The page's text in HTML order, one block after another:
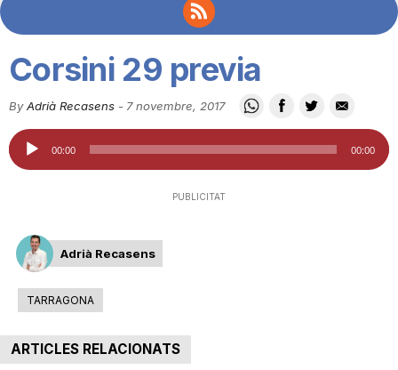
C
u
t
Corsini 29 previa
By Adrià Recasens - 7 novembre, 2017
Reproductor
d'àudio
00:00 00:00
PUBLICITAT
Adrià Recasens
TARRAGONA
ARTICLES RELACIONATS